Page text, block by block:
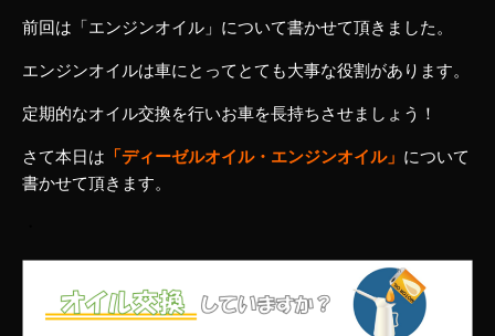
前回は「エンジンオイル」について書かせて頂きました。
エンジンオイルは車にとってとても大事な役割があります。
定期的なオイル交換を行いお車を長持ちさせましょう！
さて本日は 「ディーゼルオイル・エンジンオイル」 について
書かせて頂きます。